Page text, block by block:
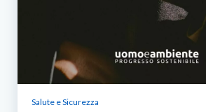
Salute e Sicurezza